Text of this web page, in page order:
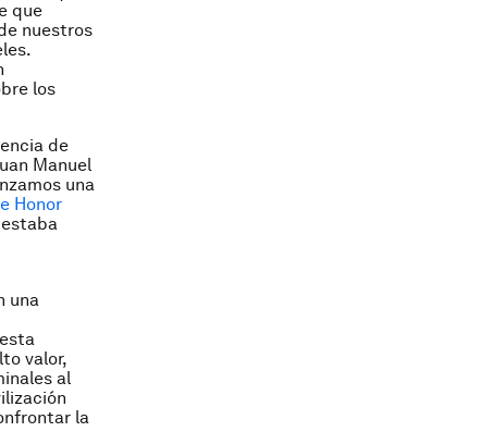
que
nuestros
los
de
Manuel
una
Honor
una
valor,
al
la